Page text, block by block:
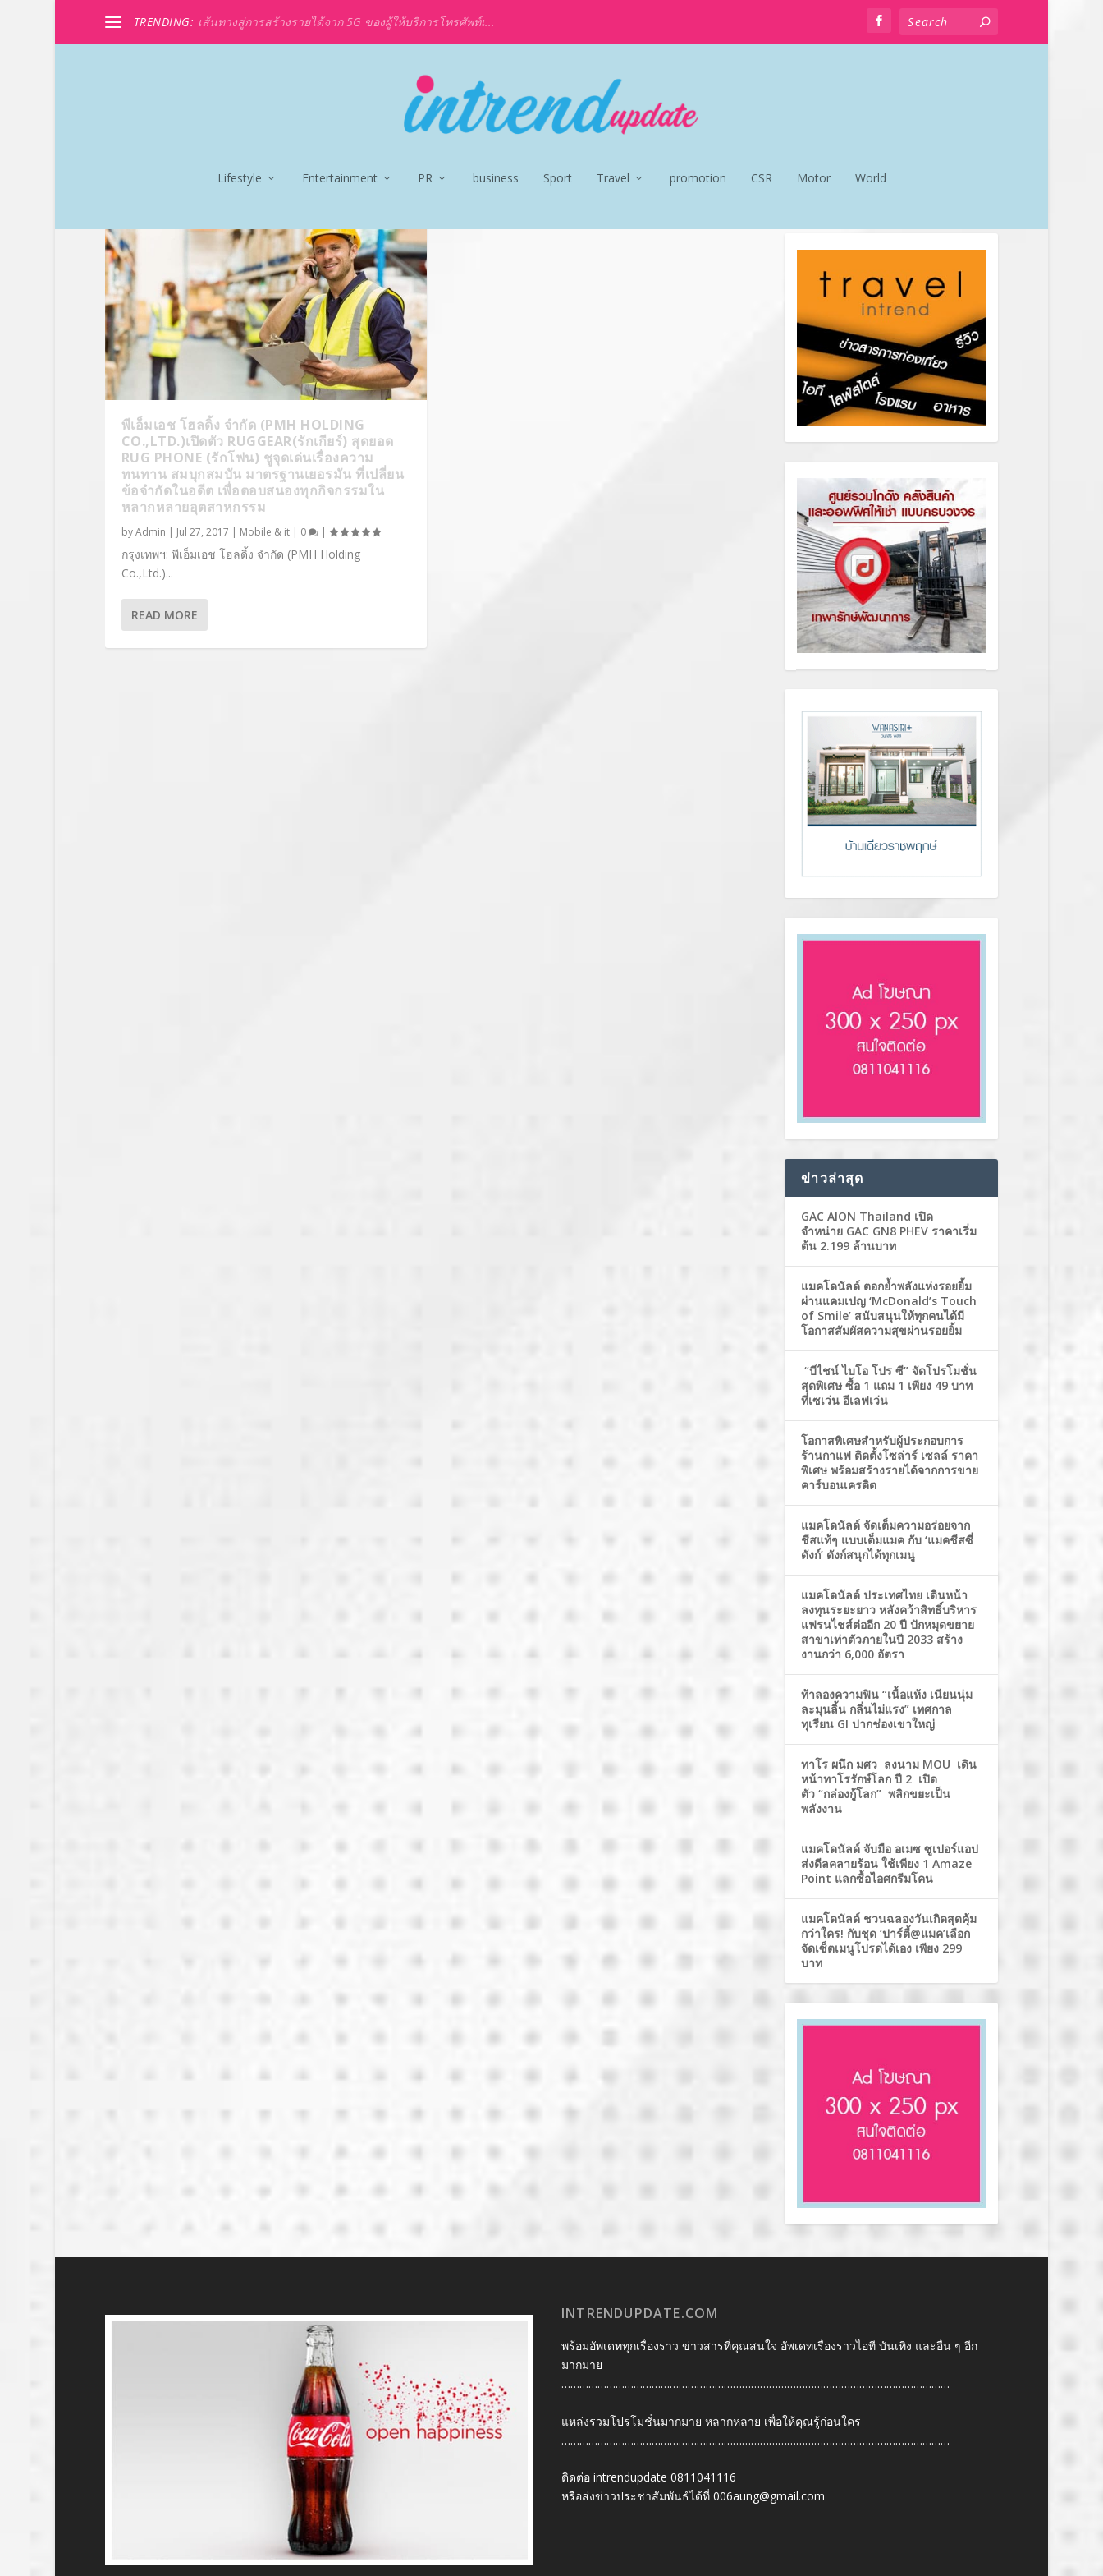
TRENDING: เส้นทางสู่การสร้างรายได้จาก 5G ของผู้ให้บริการโทรศัพท์เ...
Lifestyle Entertainment PR business Sport Travel promotion CSR Motor World
RUG PHONE
พีเอ็มเอช โฮลดิ้ง จำกัด (PMH HOLDING
CO.,LTD.)เปิดตัว RUGGEAR(รักเกียร์) สุดยอด
RUG PHONE (รักโฟน) ชูจุดเด่นเรื่องความ
ทนทาน สมบุกสมบัน มาตรฐานเยอรมัน ที่เปลี่ยน
ข้อจำกัดในอดีต เพื่อตอบสนองทุกกิจกรรมใน
หลากหลายอุตสาหกรรม
byAdmin | Jul 27, 2017 | Mobile & it| 0 |
กรุงเทพฯ: พีเอ็มเอช โฮลดิ้ง จำกัด (PMH Holding
Co.,Ltd.)...
READ MORE
ข่าวล่าสุด
GAC AION Thailand เปิด
จำหน่าย GAC GN8 PHEV ราคาเริ่ม
ต้น 2.199 ล้านบาท
แมคโดนัลด์ ตอกย้ำพลังแห่งรอยยิ้ม
ผ่านแคมเปญ ‘McDonald’s Touch
of Smile’ สนับสนุนให้ทุกคนได้มี
โอกาสสัมผัสความสุขผ่านรอยยิ้ม
“บีไชน์ ไบโอ โปร ซี” จัดโปรโมชั่น
สุดพิเศษ ซื้อ 1 แถม 1 เพียง 49 บาท
ที่เซเว่น อีเลฟเว่น
โอกาสพิเศษสำหรับผู้ประกอบการ
ร้านกาแฟ ติดตั้งโซล่าร์ เซลล์ ราคา
พิเศษ พร้อมสร้างรายได้จากการขาย
คาร์บอนเครดิต
แมคโดนัลด์ จัดเต็มความอร่อยจาก
ชีสแท้ๆ แบบเต็มแมค กับ ‘แมคชีสซี่
ดังก์’ ดังก์สนุกได้ทุกเมนู
แมคโดนัลด์ ประเทศไทย เดินหน้า
ลงทุนระยะยาว หลังคว้าสิทธิ์บริหาร
แฟรนไชส์ต่ออีก 20 ปี ปักหมุดขยาย
สาขาเท่าตัวภายในปี 2033 สร้าง
งานกว่า 6,000 อัตรา
ท้าลองความฟิน “เนื้อแห้ง เนียนนุ่ม
ละมุนลิ้น กลิ่นไม่แรง” เทศกาล
ทุเรียน GI ปากช่องเขาใหญ่
ทาโร ผนึก มศว ลงนาม MOU เดิน
หน้าทาโรรักษ์โลก ปี 2 เปิด
ตัว “กล่องกู้โลก” พลิกขยะเป็น
พลังงาน
แมคโดนัลด์ จับมือ อเมซ ซูเปอร์แอป
ส่งดีลคลายร้อน ใช้เพียง 1 Amaze
Point แลกซื้อไอศกรีมโคน
แมคโดนัลด์ ชวนฉลองวันเกิดสุดคุ้ม
กว่าใคร! กับชุด ‘ปาร์ตี้@แมค’เลือก
จัดเซ็ตเมนูโปรดได้เอง เพียง 299
บาท
INTRENDUPDATE.COM
พร้อมอัพเดททุกเรื่องราว ข่าวสารที่คุณสนใจ อัพเดทเรื่องราวไอที บันเทิง และอื่น ๆ อีก
มากมาย
…………………………………………………………………………………………………………………
แหล่งรวมโปรโมชั่นมากมาย หลากหลาย เพื่อให้คุณรู้ก่อนใคร
…………………………………………………………………………………………………………………
ติดต่อ intrendupdate 0811041116
หรือส่งข่าวประชาสัมพันธ์ได้ที่ 006aung@gmail.com